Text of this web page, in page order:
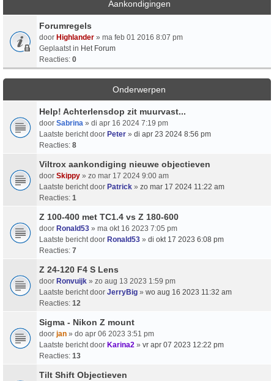
Aankondigingen
Forumregels
door Highlander » ma feb 01 2016 8:07 pm
Geplaatst in Het Forum
Reacties: 0
Onderwerpen
Help! Achterlensdop zit muurvast...
door Sabrina » di apr 16 2024 7:19 pm
Laatste bericht door Peter » di apr 23 2024 8:56 pm
Reacties: 8
Viltrox aankondiging nieuwe objectieven
door Skippy » zo mar 17 2024 9:00 am
Laatste bericht door Patrick » zo mar 17 2024 11:22 am
Reacties: 1
Z 100-400 met TC1.4 vs Z 180-600
door Ronald53 » ma okt 16 2023 7:05 pm
Laatste bericht door Ronald53 » di okt 17 2023 6:08 pm
Reacties: 7
Z 24-120 F4 S Lens
door Ronvuijk » zo aug 13 2023 1:59 pm
Laatste bericht door JerryBig » wo aug 16 2023 11:32 am
Reacties: 12
Sigma - Nikon Z mount
door jan » do apr 06 2023 3:51 pm
Laatste bericht door Karina2 » vr apr 07 2023 12:22 pm
Reacties: 13
Tilt Shift Objectieven